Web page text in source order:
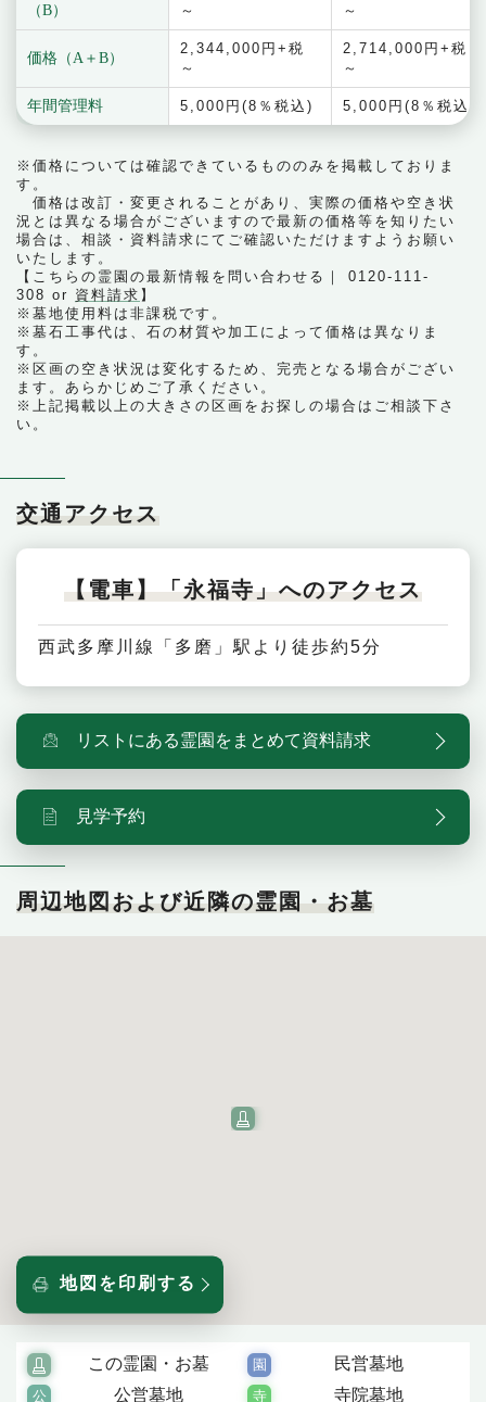
（B）
価格（A＋B）
年間管理料
～
2,344,000円+税
～
5,000円(8％税込)
～
2,714,000円+税
～
5,000円(8％税込)
※価格については確認できているもののみを掲載しておりま
す。
価格は改訂・変更されることがあり、実際の価格や空き状
況とは異なる場合がございますので最新の価格等を知りたい
場合は、相談・資料請求にてご確認いただけますようお願い
いたします。
【こちらの霊園の最新情報を問い合わせる｜ 0120-111-
308 or 資料請求 】
※墓地使用料は非課税です。
※墓石工事代は、石の材質や加工によって価格は異なりま
す。
※区画の空き状況は変化するため、完売となる場合がござい
ます。あらかじめご了承ください。
※上記掲載以上の大きさの区画をお探しの場合はご相談下さ
い。
交通アクセス
【電車】「永福寺」へのアクセス
西武多摩川線「多磨」駅より徒歩約5分
リストにある霊園をまとめて資料請求
見学予約
周辺地図および近隣の霊園・お墓
地図を印刷する
この霊園・お墓
民営墓地
公営墓地
寺院墓地